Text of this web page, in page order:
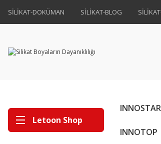
SİLİKAT-DOKÜMAN SİLİKAT-BLOG
Letoon Shop
INNOSTAR
INNOTOP